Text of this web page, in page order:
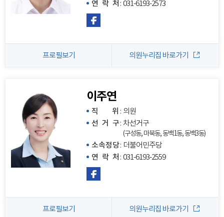
연 락 처 : 031-6193-2573
프로필보기 의원누리집 바로가기
이주연
직 위
: 의원
선 거 구: 차선거구
(구성동, 마북동, 동백1동, 동백3동)
소속정당: 더불어민주당
연 락 처 : 031-6193-2559
프로필보기 의원누리집 바로가기